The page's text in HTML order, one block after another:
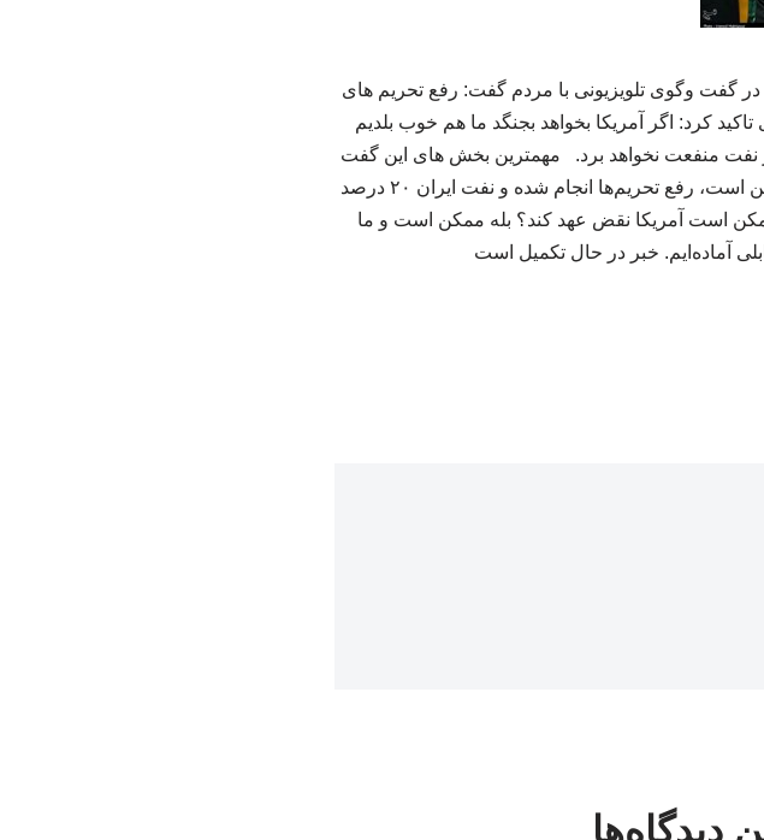
گفت وگوی تلویزیونی با مردم گفت: رفع تحریم های
می‌فروشیم. وی تاکید کرد: اگر آمریکا بخواهد بجنگد ما هم خوب بلدیم
نفت منفعت نخواهد برد. مهمترین بخش های این گفت
وگو را در ادامه میخوانید: *برخی می‌گفتند رفع تحریم وعده سرخرمن است، رفع تحریم‌ها انجام شده و نفت ایران ۲۰ درصد
است آمریکا نقض عهد کند؟ بله ممکن است و ما
آماده‌ایم. خبر در حال تکمیل است
دیدگاه‌ها